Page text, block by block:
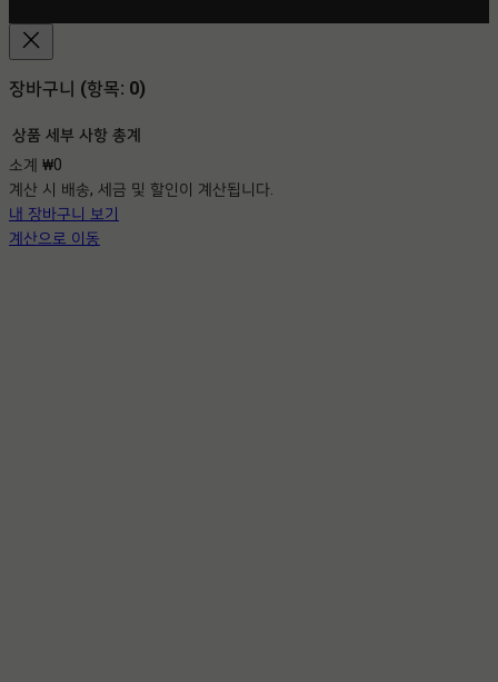
장바구니 (항목: 0)
장
바
구
상품 세부 사항 총계
소계 ₩0
계산 시 배송, 세금 및 할인이 계산됩니다.
내 장바구니 보기
계산으로 이동